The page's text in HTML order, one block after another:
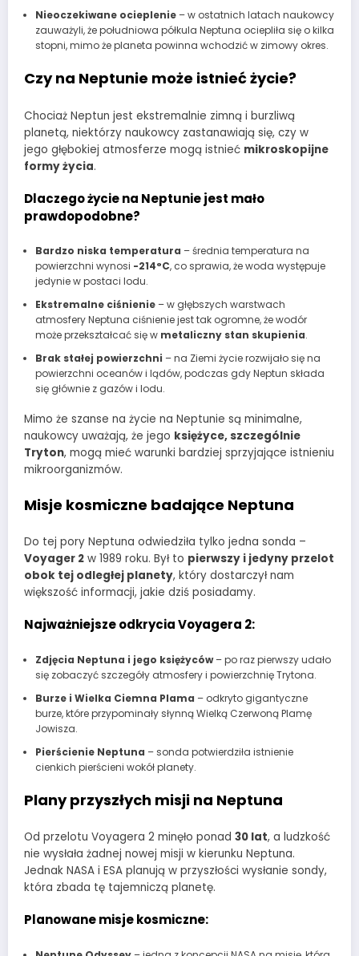
Nieoczekiwane ocieplenie– w ostatnich latach naukowcy
zauważyli, że południowa półkula Neptuna ociepliła się o kilka
stopni, mimo że planeta powinna wchodzić w zimowy okres.
Czy na Neptunie może istnieć życie?
Chociaż Neptun jest ekstremalnie zimną i burzliwą
planetą, niektórzy naukowcy zastanawiają się, czy w
jego głębokiej atmosferze mogą istnieć mikroskopijne
formy życia.
Dlaczego życie na Neptunie jest mało
prawdopodobne?
Bardzo niska temperatura – średnia temperatura na
powierzchni wynosi -214°C, co sprawia, że woda występuje
jedynie w postaci lodu.
Ekstremalne ciśnienie– w głębszych warstwach
atmosfery Neptuna ciśnienie jest tak ogromne, że wodór
może przekształcać się w metaliczny stan skupienia.
Brak stałej powierzchni – na Ziemi życie rozwijało się na
powierzchni oceanów i lądów, podczas gdy Neptun składa
się głównie z gazów i lodu.
Mimo że szanse na życie na Neptunie są minimalne,
naukowcy uważają, że jego księżyce, szczególnie
Tryton, mogą mieć warunki bardziej sprzyjające istnieniu
mikroorganizmów.
Misje kosmiczne badające Neptuna
Do tej pory Neptuna odwiedziła tylko jedna sonda –
Voyager 2 w 1989 roku. Był to pierwszy i jedyny przelot
obok tej odległej planety, który dostarczył nam
większość informacji, jakie dziś posiadamy.
Najważniejsze odkrycia Voyagera 2:
Zdjęcia Neptuna i jego księżyców– po raz pierwszy udało
się zobaczyć szczegóły atmosfery i powierzchnię Trytona.
Burze i Wielka Ciemna Plama – odkryto gigantyczne
burze, które przypominały słynną Wielką Czerwoną Plamę
Jowisza.
Pierścienie Neptuna – sonda potwierdziła istnienie
cienkich pierścieni wokół planety.
Plany przyszłych misji na Neptuna
Od przelotu Voyagera 2 minęło ponad 30 lat, a ludzkość
nie wysłała żadnej nowej misji w kierunku Neptuna.
Jednak NASA i ESA planują w przyszłości wysłanie sondy,
która zbada tę tajemniczą planetę.
Planowane misje kosmiczne: